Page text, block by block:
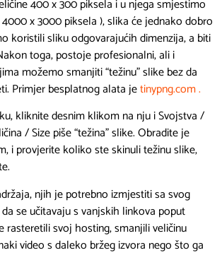
400 x 300 piksela i u njega smjestimo
x 3000 piksela ), slika će jednako dobro
koristili sliku odgovarajućih dimenzija, a biti
toga, postoje profesionalni, ali i
možemo smanjiti “težinu” slike bez da
Primjer besplatnog alata jetinypng.com .
kliknite desnim klikom na nju i Svojstva /
/ Size piše “težina” slike. Obradite je
i provjerite koliko ste skinuli težinu slike,
njih je potrebno izmjestiti sa svog
se učitavaju s vanjskih linkova poput
rasteretili svoj hosting, smanjili veličinu
video s daleko bržeg izvora nego što ga